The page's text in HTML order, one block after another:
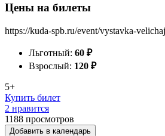
Цены на билеты
https://kuda-spb.ru/event/vystavka-
Льготный: 60 ₽
Взрослый: 120 ₽
5+
Купить билет
2 нравится
1188 просмотров
Добавить в календарь